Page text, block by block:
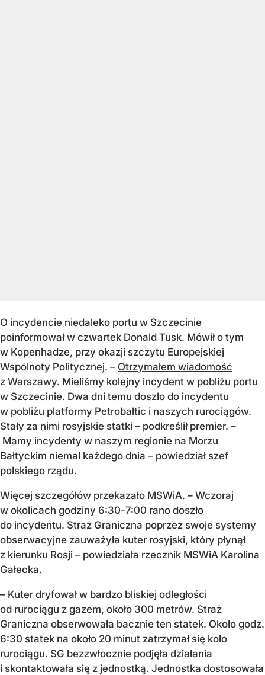
O incydencie niedaleko portu w Szczecinie
poinformował w czwartek Donald Tusk. Mówił o tym
w Kopenhadze, przy okazji szczytu Europejskiej
Wspólnoty Politycznej. – Otrzymałem wiadomość
z Warszawy. Mieliśmy kolejny incydent w pobliżu portu
w Szczecinie. Dwa dni temu doszło do incydentu
w pobliżu platformy Petrobaltic i naszych rurociągów.
Stały za nimi rosyjskie statki – podkreślił premier. –
Mamy incydenty w naszym regionie na Morzu
Bałtyckim niemal każdego dnia – powiedział szef
polskiego rządu.
Więcej szczegółów przekazało MSWiA. – Wczoraj
w okolicach godziny 6:30-7:00 rano doszło
do incydentu. Straż Graniczna poprzez swoje systemy
obserwacyjne zauważyła kuter rosyjski, który płynął
z kierunku Rosji – powiedziała rzecznik MSWiA Karolina
Gałecka.
– Kuter dryfował w bardzo bliskiej odległości
od rurociągu z gazem, około 300 metrów. Straż
Graniczna obserwowała bacznie ten statek. Około godz.
6:30 statek na około 20 minut zatrzymał się koło
rurociągu. SG bezzwłocznie podjęła działania
i skontaktowała się z jednostką. Jednostka dostosowała